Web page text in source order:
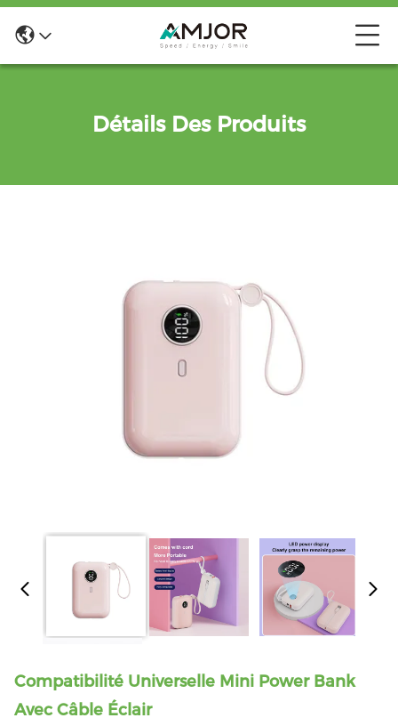
Détails Des Produits
Compatibilité Universelle Mini Power Bank
Avec Câble Éclair